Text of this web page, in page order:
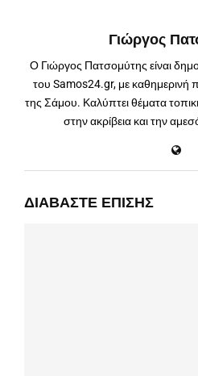
Γιώργος
Ο Γιώργος Πατσομύτης είναι
του Samos24.gr, με καθημερινή
της Σάμου. Καλύπτει θέματα
στην ακρίβεια και την
ΔΙΑΒΆΣΤΕ ΕΠΊΣΗΣ